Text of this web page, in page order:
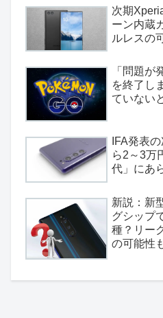
次期
ーン内蔵
ルレスの
「問題が
を終了し
ていない
IFA発表
ら2～3万
代」にあ
新説：新
グシップ
種？リー
の可能性